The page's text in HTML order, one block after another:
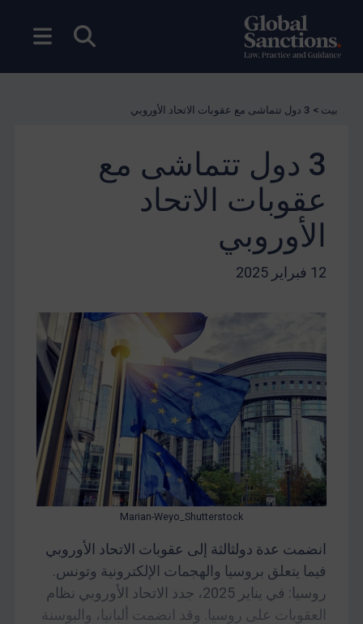
بحث فتح
بيت > 3 دول تتماشى مع عقوبات الاتحاد الأوروبي
3 دول تتماشى مع
عقوبات الاتحاد
الأوروبي
12 فبراير 2025
Marian-Weyo_Shutterstock
انضمت عدة دولثالثة إلى عقوبات الاتحاد الأوروبي
فيما يتعلق بروسيا والهجمات الإلكترونية وتونس.
روسيا: في يناير 2025، جدد الاتحاد الأوروبي نظام
العقوبات على روسيا. وقد انضمت ألبانيا، والبوسنة